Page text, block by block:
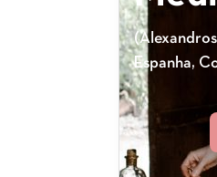
Espanha,